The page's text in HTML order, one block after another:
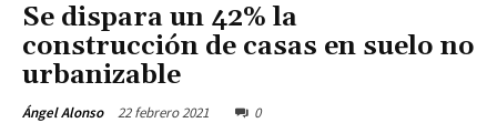
Se dispara un 42% la
construcción de casas en suelo no
urbanizable
Ángel Alonso 22 febrero 2021 0